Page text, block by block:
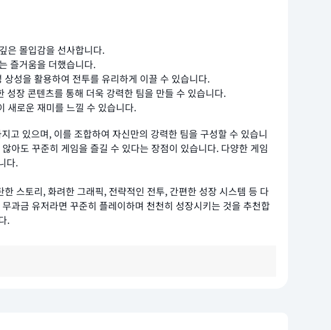
은 몰입감을 선사합니다.
즐거움을 더했습니다.
성을 활용하여 전투를 유리하게 이끌 수 있습니다.
장 콘텐츠를 통해 더욱 강력한 팀을 만들 수 있습니다.
새로운 재미를 느낄 수 있습니다.
고 있으며, 이를 조합하여 자신만의 강력한 팀을 구성할 수 있습니
아도 꾸준히 게임을 즐길 수 있다는 장점이 있습니다. 다양한 게임
다.
스토리, 화려한 그래픽, 전략적인 전투, 간편한 성장 시스템 등 다
과금 유저라면 꾸준히 플레이하며 천천히 성장시키는 것을 추천합
.